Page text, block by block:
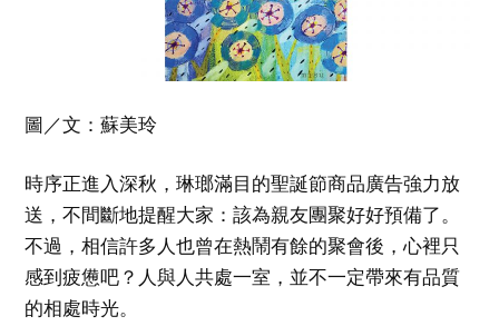
圖／文：蘇美玲
時序正進入深秋，琳瑯滿目的聖誕節商品廣告強力放
送，不間斷地提醒大家：該為親友團聚好好預備了。
不過，相信許多人也曾在熱鬧有餘的聚會後，心裡只
感到疲憊吧？人與人共處一室，並不一定帶來有品質
的相處時光。